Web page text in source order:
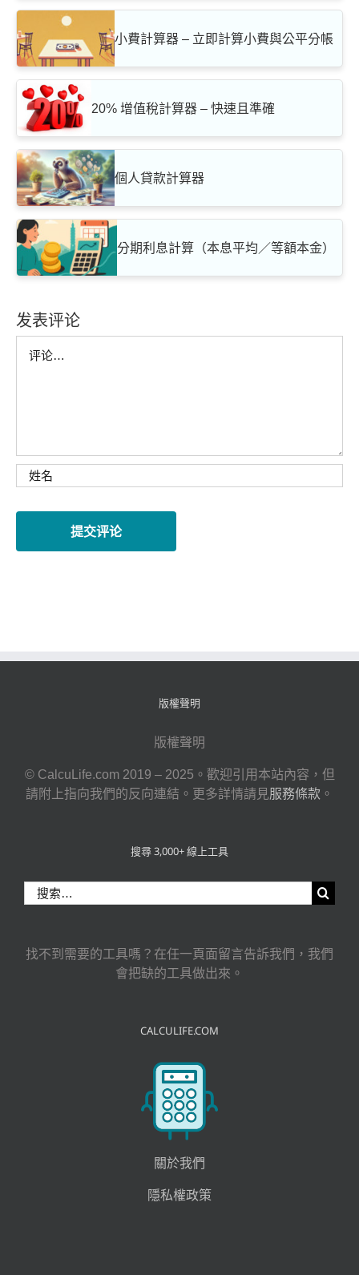
小費計算器 – 立即計算小費與公平分帳
20% 增值稅計算器 – 快速且準確
個人貸款計算器
分期利息計算（本息平均／等額本金）
发表评论
版權聲明
版權聲明
© CalcuLife.com 2019 – 2025。歡迎引用本站內容，但
請附上指向我們的反向連結。更多詳情請見服務條款 。
搜尋 3,000+ 線上工具
索
果：
找不到需要的工具嗎？在任一頁面留言告訴我們，我們
會把缺的工具做出來。
CALCULIFE.COM
關於我們
隱私權政策